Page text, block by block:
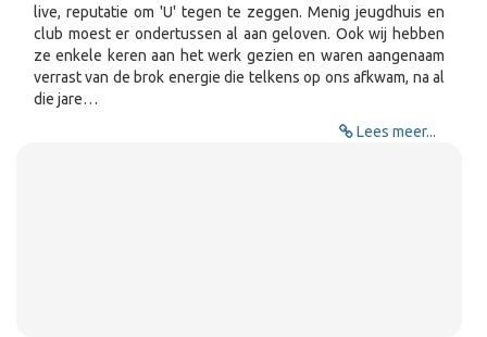
live, reputatie om 'U' tegen te zeggen. Menig jeugdhuis en
club moest er ondertussen al aan geloven. Ook wij hebben
ze enkele keren aan het werk gezien en waren aangenaam
verrast van de brok energie die telkens op ons afkwam, na al
die jare…
Lees meer...